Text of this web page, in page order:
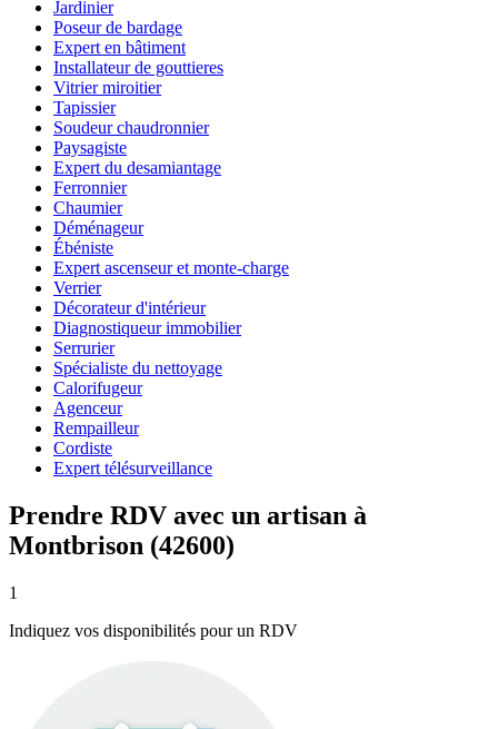
Jardinier
Poseur de bardage
Expert en bâtiment
Installateur de gouttieres
Vitrier miroitier
Tapissier
Soudeur chaudronnier
Paysagiste
Expert du desamiantage
Ferronnier
Chaumier
Déménageur
Ébéniste
Expert ascenseur et monte-charge
Verrier
Décorateur d'intérieur
Diagnostiqueur immobilier
Serrurier
Spécialiste du nettoyage
Calorifugeur
Agenceur
Rempailleur
Cordiste
Expert télésurveillance
Prendre RDV avec un artisan à
Montbrison (42600)
1
Indiquez vos disponibilités pour un RDV